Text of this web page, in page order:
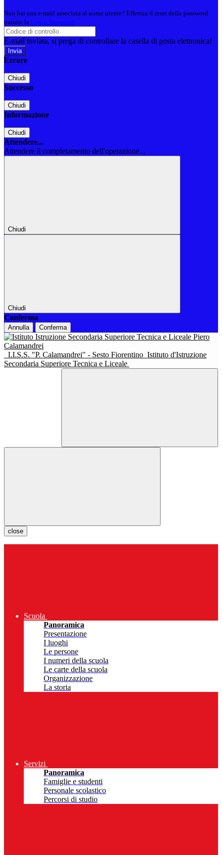
Non hai una e-mail associata al nome utente? Effettua il reset della password
tramite la
E-mail inviata, si prega di controllare la casella di posta elettronica!
Errore
Chiudi
Successo
Chiudi
Informazione
Chiudi
Attendere...
Attendere il completamento dell'operazione...
Chiudi
Chiudi
Conferma
Annulla Conferma
I.I.S.S. "P. Calamandrei" - Sesto Fiorentino Istituto d'Istruzione
Secondaria Superiore Tecnica e Liceale
close
Scuola
Panoramica
Presentazione
I luoghi
Le persone
I numeri della scuola
Le carte della scuola
Organizzazione
La storia
Servizi
Panoramica
Famiglie e studenti
Personale scolastico
Percorsi di studio